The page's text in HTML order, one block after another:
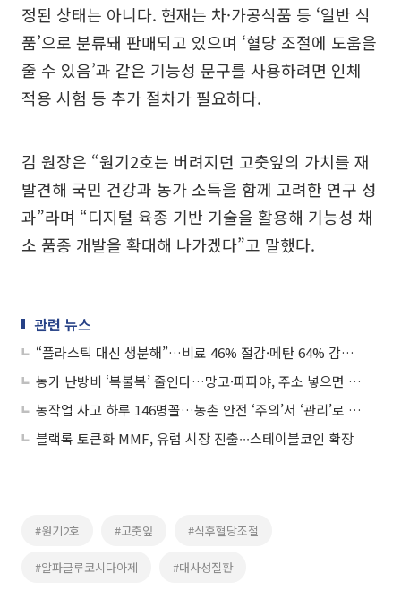
정된 상태는 아니다. 현재는 차·가공식품 등 ‘일반 식
품’으로 분류돼 판매되고 있으며 ‘혈당 조절에 도움을
줄 수 있음’과 같은 기능성 문구를 사용하려면 인체
적용 시험 등 추가 절차가 필요하다.
김 원장은 “원기2호는 버려지던 고춧잎의 가치를 재
발견해 국민 건강과 농가 소득을 함께 고려한 연구 성
과”라며 “디지털 육종 기반 기술을 활용해 기능성 채
소 품종 개발을 확대해 나가겠다”고 말했다.
관련 뉴스
“플라스틱 대신 생분해”…비료 46% 절감·메탄 64% 감축 기술 상용화
농가 난방비 ‘복불복’ 줄인다…망고·파파야, 주소 넣으면 에너지 소요량 ‘한눈에’
농작업 사고 하루 146명꼴…농촌 안전 ‘주의’서 ‘관리’로 전환
블랙록 토큰화 MMF, 유럽 시장 진출∙∙∙스테이블코인 확장
#원기2호 #고춧잎 #식후혈당조절
#알파글루코시다아제 #대사성질환